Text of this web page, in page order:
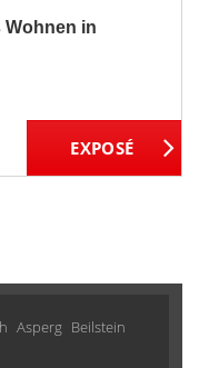
Wohnen in
Asperg Beilstein